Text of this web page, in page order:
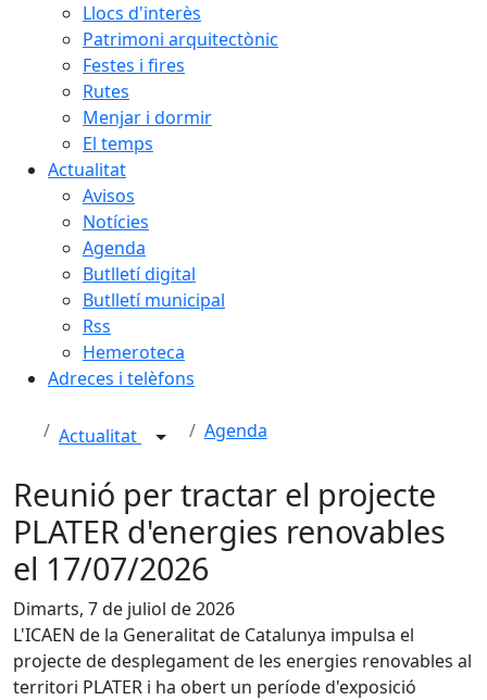
Llocs d'interès
Patrimoni arquitectònic
Festes i fires
Rutes
Menjar i dormir
El temps
Actualitat
Avisos
Notícies
Agenda
Butlletí digital
Butlletí municipal
Rss
Hemeroteca
Adreces i telèfons
Actualitat Agenda
Reunió per tractar el projecte
PLATER d'energies renovables
el 17/07/2026
Dimarts, 7 de juliol de 2026
L'ICAEN de la Generalitat de Catalunya impulsa el
projecte de desplegament de les energies renovables al
territori PLATER i ha obert un període d'exposició